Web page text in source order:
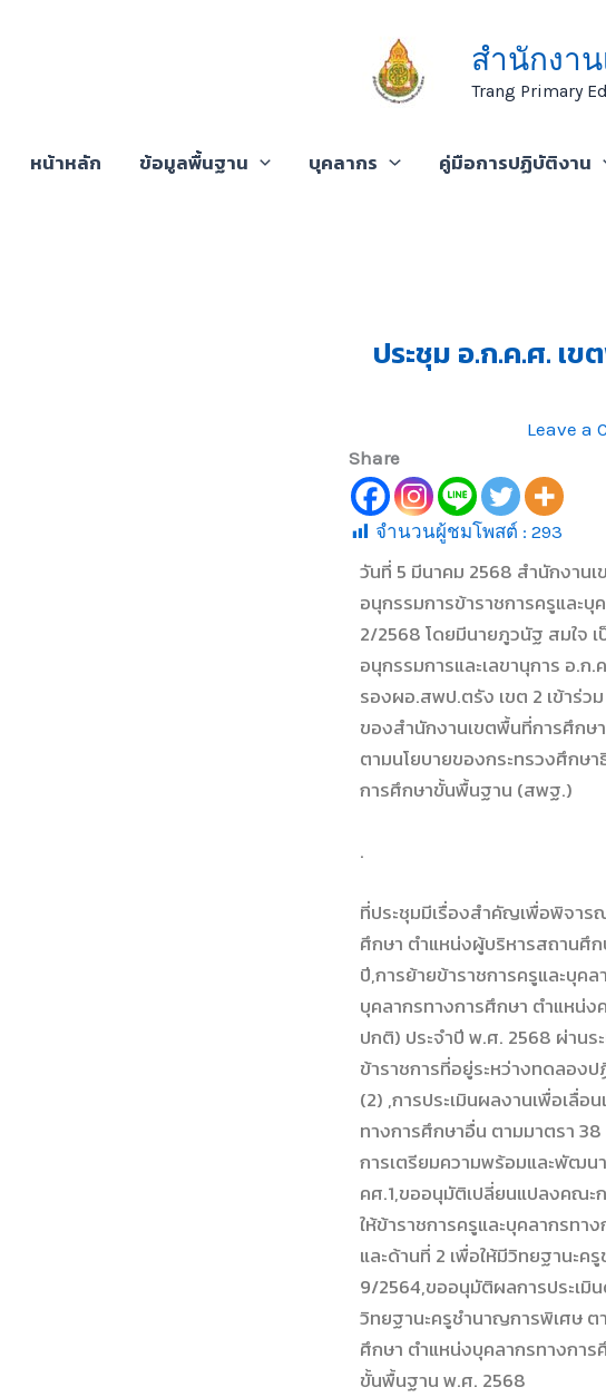
สำนักงา
Trang Primary
หน้าหลัก ข้อมูลพื้นฐาน บุคลากร คู่มือการปฏิบัติงาน
ประชุม อ.ก.ค.ศ. เ
Leave a
Share
จำนวนผู้ชมโพสต์ : 293
วันที่ 5 มีนาคม 2568 สำนักงาน
อนุกรรมการข้าราชการครูและ
2/2568 โดยมีนายภูวนัฐ สมใจ
อนุกรรมการและเลขานุการ อ.
รองผอ.สพป.ตรัง เขต 2 เข้าร่
ของสำนักงานเขตพื้นที่การศึกษ
ตามนโยบายของกระทรวงศึกษ
การศึกษาขั้นพื้นฐาน (สพฐ.)
.
ที่ประชุมมีเรื่องสำคัญเพื่อพิจาร
ศึกษา ตำแหน่งผู้บริหารสถานศึก
ปี,การย้ายข้าราชการครูและบุค
บุคลากรทางการศึกษา ตำแหน่
ปกติ) ประจำปี พ.ศ. 2568 ผ่าน
ข้าราชการที่อยู่ระหว่างทดลอง
(2) ,การประเมินผลงานเพื่อเลื่
ทางการศึกษาอื่น ตามมาตรา
การเตรียมความพร้อมและพัฒน
คศ.1,ขออนุมัติเปลี่ยนแปลงคณะ
ให้ข้าราชการครูและบุคลากรทา
และด้านที่ 2 เพื่อให้มีวิทยฐานะ
9/2564,ขออนุมัติผลการประเมิน
วิทยฐานะครูชำนาญการพิเศษ ต
ศึกษา ตำแหน่งบุคลากรทางกา
ขั้นพื้นฐาน พ.ศ. 2568